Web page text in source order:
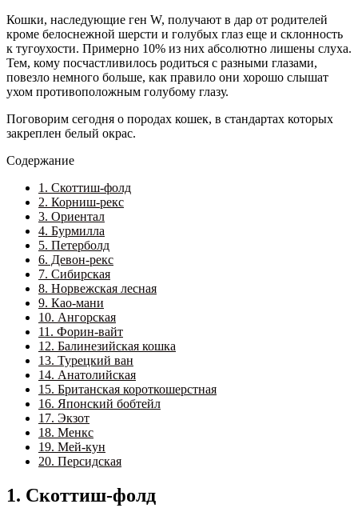
Кошки, наследующие ген W, получают в дар от родителей
кроме белоснежной шерсти и голубых глаз еще и склонность
к тугоухости. Примерно 10% из них абсолютно лишены слуха.
Тем, кому посчастливилось родиться с разными глазами,
повезло немного больше, как правило они хорошо слышат
ухом противоположным голубому глазу.
Поговорим сегодня о породах кошек, в стандартах которых
закреплен белый окрас.
Содержание
1. Скоттиш-фолд
2. Корниш-рекс
3. Ориентал
4. Бурмилла
5. Петерболд
6. Девон-рекс
7. Сибирская
8. Норвежская лесная
9. Као-мани
10. Ангорская
11. Форин-вайт
12. Балинезийская кошка
13. Турецкий ван
14. Анатолийская
15. Британская короткошерстная
16. Японский бобтейл
17. Экзот
18. Менкс
19. Мей-кун
20. Персидская
1. Скоттиш-фолд